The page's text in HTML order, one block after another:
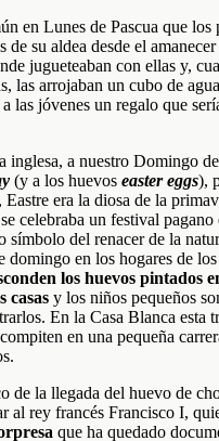
en Lunes de Pascua que los
de su aldea desde el
jugueteaban con ellas y,
las arrojaban un cubo de
las jóvenes un regalo que
inglesa, a nuestro Domingo
(y a los huevos easter eggs),
era la diosa de la
celebraba un festival pagano
símbolo del renacer de la
domingo en los hogares de los
los huevos pintados
casas y los niños pequeños
En la Casa Blanca esta
en una pequeña
de la llegada del huevo de
al rey francés Francisco I,
que ha quedado